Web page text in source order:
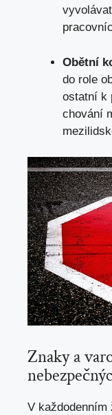
Obětní
do role
ostatní k
chování
Znaky a
V každodenním